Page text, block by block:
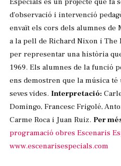
d'observació i intervenció
envaït els cors dels alumnes de
a la pell de Richard Nixon i The
per representar una història
1969. Els alumnes de la funció
ens demostren que la música
seves vides. Interpretació:
Domingo, Francesc Frigolé,
Carme Roca i Juan Ruiz. Per
programació obres Escenaris
www.escenarisespecials.com